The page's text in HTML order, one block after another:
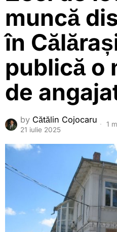
muncă
în
publică o
de
by Cătălin Cojocaru
21 iulie 2025
1